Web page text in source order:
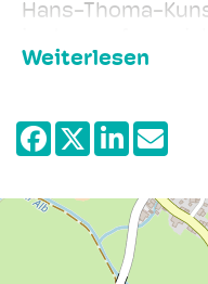
Hans-Thoma-
Hans Thomas.
Weiterer
Kunstmuseum ist
Baden-
Preis, großer
Kunst Baden-
Jahre vergeben,
Weiterlesen